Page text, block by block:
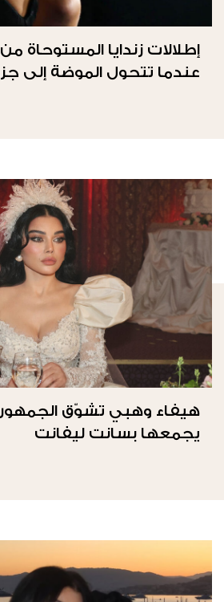
عندما تتحول الموضة إلى
هيفاء وهبي تشوّق
يجمعها بسانت ليفانت